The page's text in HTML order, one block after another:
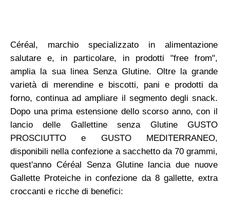
Céréal, marchio specializzato in alimentazione
salutare e, in particolare, in prodotti "free from",
amplia la sua linea Senza Glutine. Oltre la grande
varietà di merendine e biscotti, pani e prodotti da
forno, continua ad ampliare il segmento degli snack.
Dopo una prima estensione dello scorso anno, con il
lancio delle Gallettine senza Glutine GUSTO
PROSCIUTTO e GUSTO MEDITERRANEO,
disponibili nella confezione a sacchetto da 70 grammi,
quest'anno Céréal Senza Glutine lancia due nuove
Gallette Proteiche in confezione da 8 gallette, extra
croccanti e ricche di benefici: